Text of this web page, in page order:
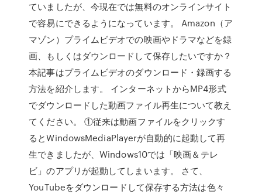
ていましたが、今現在では無料のオンラインサイト
で容易にできるようになっています。 Amazon（ア
マゾン）プライムビデオでの映画やドラマなどを録
画、もしくはダウンロードして保存したいですか？
本記事はプライムビデオのダウンロード・録画する
方法を紹介します。 インターネットからMP4形式
でダウンロードした動画ファイル再生について教え
てください。 ①従来は動画ファイルをクリックす
るとWindowsMediaPlayerが自動的に起動して再
生できましたが、Windows10では「映画＆テレ
ビ」のアプリが起動してしまいます。 さて、
YouTubeをダウンロードして保存する方法は色々